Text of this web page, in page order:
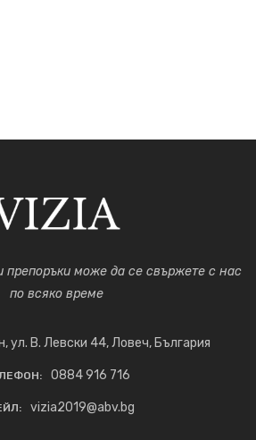
препоръки може да се свържете с нас
по всяко време
ул. В. Левски 44, Ловеч, България
0884 916 716
vizia2019@abv.bg